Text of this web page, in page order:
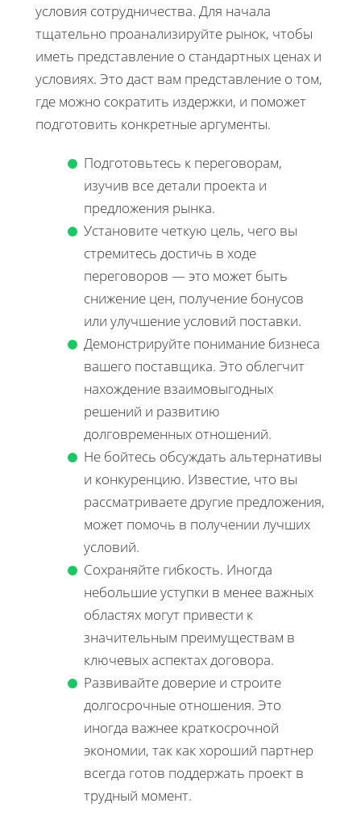
условия сотрудничества. Для начала
тщательно проанализируйте рынок, чтобы
иметь представление о стандартных ценах и
условиях. Это даст вам представление о том,
где можно сократить издержки, и поможет
подготовить конкретные аргументы.
Подготовьтесь к переговорам,
изучив все детали проекта и
предложения рынка.
Установите четкую цель, чего вы
стремитесь достичь в ходе
переговоров — это может быть
снижение цен, получение бонусов
или улучшение условий поставки.
Демонстрируйте понимание бизнеса
вашего поставщика. Это облегчит
нахождение взаимовыгодных
решений и развитию
долговременных отношений.
Не бойтесь обсуждать альтернативы
и конкуренцию. Известие, что вы
рассматриваете другие предложения,
может помочь в получении лучших
условий.
Сохраняйте гибкость. Иногда
небольшие уступки в менее важных
областях могут привести к
значительным преимуществам в
ключевых аспектах договора.
Развивайте доверие и строите
долгосрочные отношения. Это
иногда важнее краткосрочной
экономии, так как хороший партнер
всегда готов поддержать проект в
трудный момент.